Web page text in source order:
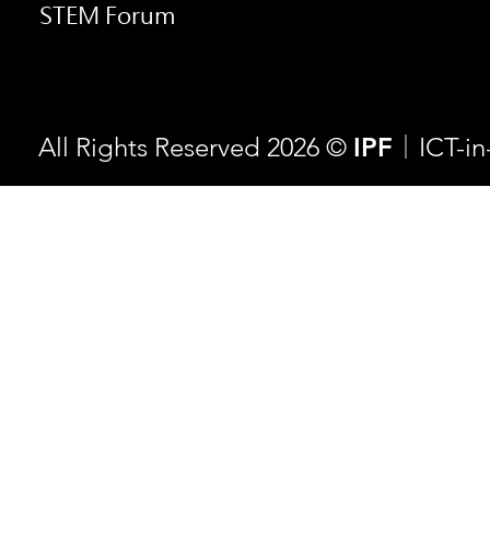
STEM Forum
All Rights Reserved 2026 © IPF ICT-